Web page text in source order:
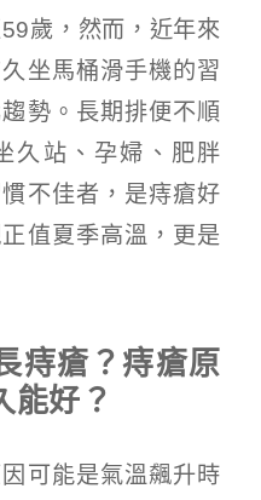
歲，然而，近年來
坐馬桶滑手機的習
勢。長期排便不順
久站、孕婦、肥胖
不佳者，是痔瘡好
值夏季高溫，更是
痔瘡？痔瘡原
能好？
可能是氣溫飆升時